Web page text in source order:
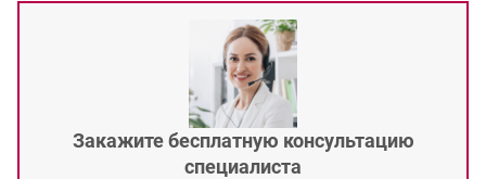
Закажите бесплатную консультацию
специалиста